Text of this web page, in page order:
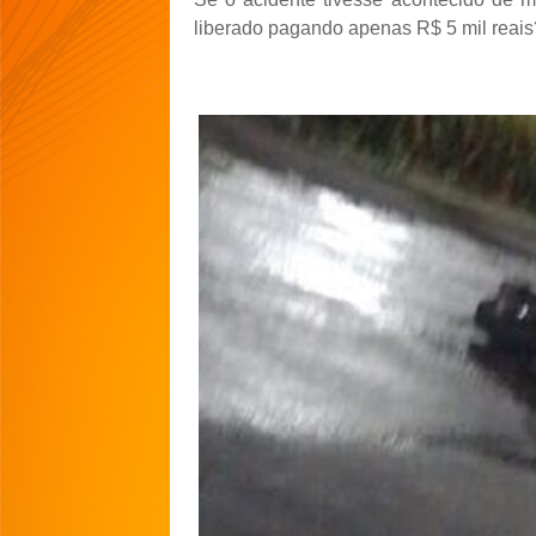
liberado pagando apenas R$ 5 mil